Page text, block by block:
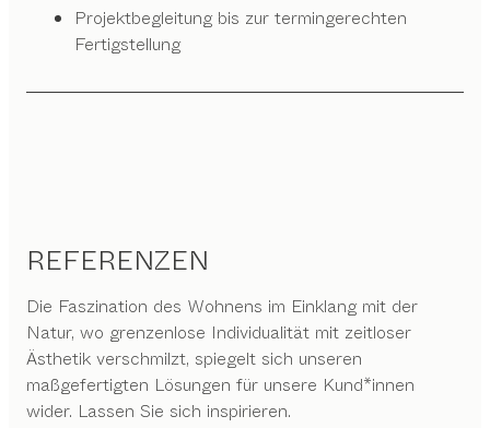
Projektbegleitung bis zur termingerechten
Fertigstellung
REFERENZEN
Die Faszination des Wohnens im Einklang mit der
Natur, wo grenzenlose Individualität mit zeitloser
Ästhetik verschmilzt, spiegelt sich unseren
maßgefertigten Lösungen für unsere Kund*innen
wider. Lassen Sie sich inspirieren.